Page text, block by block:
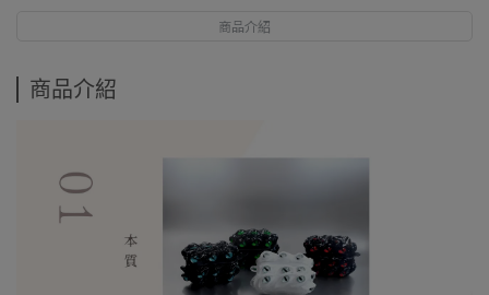
商品介紹
商品介紹